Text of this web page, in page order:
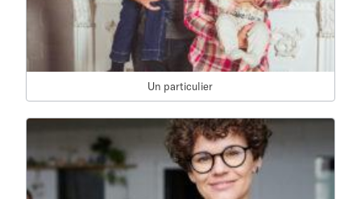
Un particulier